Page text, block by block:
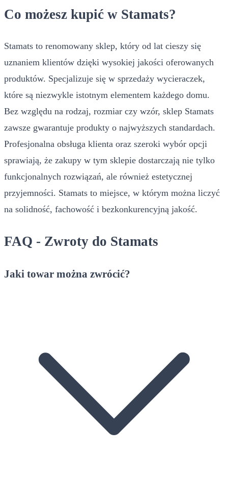
Co możesz kupić w Stamats?
Stamats to renomowany sklep, który od lat cieszy się
uznaniem klientów dzięki wysokiej jakości oferowanych
produktów. Specjalizuje się w sprzedaży wycieraczek,
które są niezwykle istotnym elementem każdego domu.
Bez względu na rodzaj, rozmiar czy wzór, sklep Stamats
zawsze gwarantuje produkty o najwyższych standardach.
Profesjonalna obsługa klienta oraz szeroki wybór opcji
sprawiają, że zakupy w tym sklepie dostarczają nie tylko
funkcjonalnych rozwiązań, ale również estetycznej
przyjemności. Stamats to miejsce, w którym można liczyć
na solidność, fachowość i bezkonkurencyjną jakość.
FAQ - Zwroty do Stamats
Jaki towar można zwrócić?